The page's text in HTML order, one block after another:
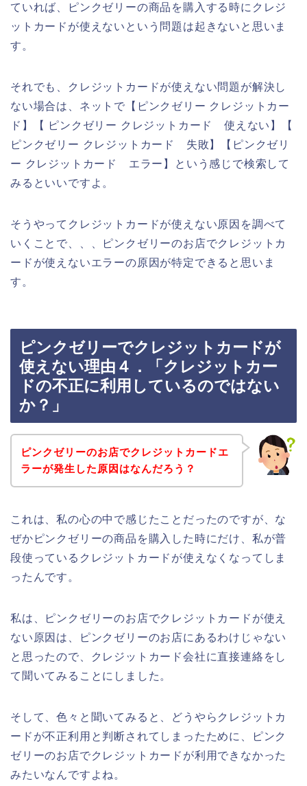
ていれば、ピンクゼリーの商品を購入する時にクレジ
ットカードが使えないという問題は起きないと思いま
す。
それでも、クレジットカードが使えない問題が解決し
ない場合は、ネットで【ピンクゼリー クレジットカー
ド】【 ピンクゼリー クレジットカード 使えない】【
ピンクゼリー クレジットカード 失敗】【ピンクゼリ
ー クレジットカード エラー】という感じで検索して
みるといいですよ。
そうやってクレジットカードが使えない原因を調べて
いくことで、、、ピンクゼリーのお店でクレジットカ
ードが使えないエラーの原因が特定できると思いま
す。
ピンクゼリーでクレジットカードが
使えない理由４．「クレジットカー
ドの不正に利用しているのではない
か？」
ピンクゼリーのお店でクレジットカードエ
ラーが発生した原因はなんだろう？
これは、私の心の中で感じたことだったのですが、な
ぜかピンクゼリーの商品を購入した時にだけ、私が普
段使っているクレジットカードが使えなくなってしま
ったんです。
私は、ピンクゼリーのお店でクレジットカードが使え
ない原因は、ピンクゼリーのお店にあるわけじゃない
と思ったので、クレジットカード会社に直接連絡をし
て聞いてみることにしました。
そして、色々と聞いてみると、どうやらクレジットカ
ードが不正利用と判断されてしまったために、ピンク
ゼリーのお店でクレジットカードが利用できなかった
みたいなんですよね。